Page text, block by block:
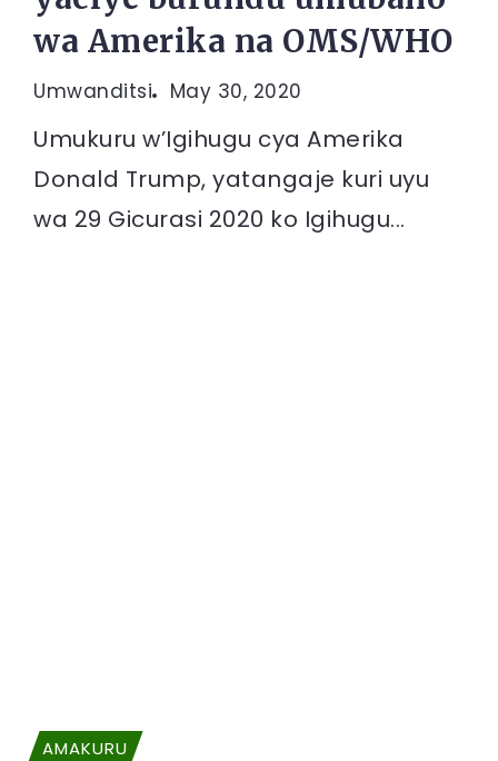
wa Amerika na OMS/WHO
Umwanditsi May 30, 2020
Umukuru w’Igihugu cya Amerika
Donald Trump, yatangaje kuri uyu
wa 29 Gicurasi 2020 ko Igihugu...
AMAKURU